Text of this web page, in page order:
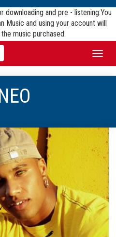
and pre - listening.You
Music and using your account will
music purchased.